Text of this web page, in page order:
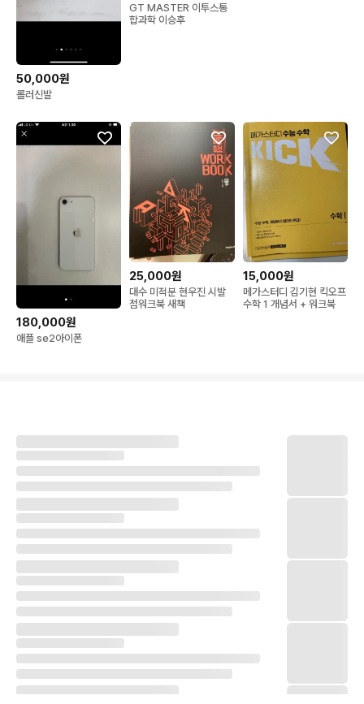
50,000원
롤러신발
GT MASTER 이투스통
합과학 이승후
180,000원
애플 se2아이폰
25,000원
대수 미적분 현우진 시발
점워크북 새책
15,000원
메가스터디 김기현 킥오프
수학 1 개념서 + 워크북